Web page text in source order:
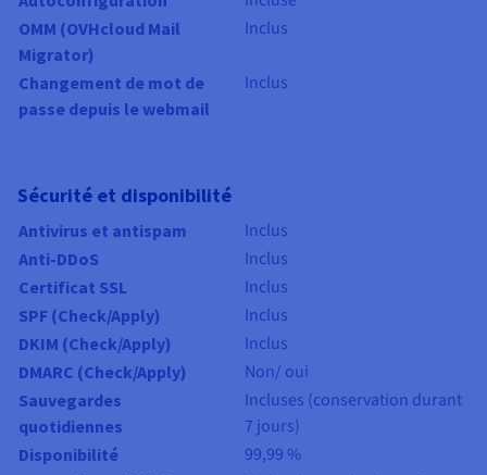
OMM (OVHcloud Mail
Migrator)
Inclus
Changement de mot de
passe depuis le webmail
Inclus
Sécurité et disponibilité
Antivirus et antispam Inclus
Anti-DDoS Inclus
Certificat SSL Inclus
SPF (Check/Apply) Inclus
DKIM (Check/Apply) Inclus
DMARC (Check/Apply) Non/ oui
Sauvegardes
quotidiennes
Incluses (conservation durant
7 jours)
Disponibilité 99,99 %